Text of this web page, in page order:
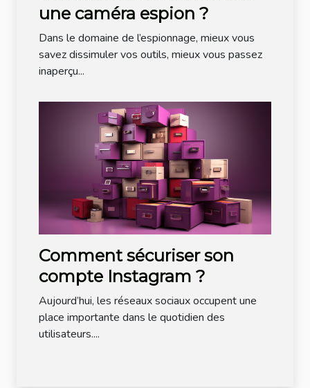
une caméra espion ?
Dans le domaine de l’espionnage, mieux vous
savez dissimuler vos outils, mieux vous passez
inaperçu...
Comment sécuriser son
compte Instagram ?
Aujourd’hui, les réseaux sociaux occupent une
place importante dans le quotidien des
utilisateurs....